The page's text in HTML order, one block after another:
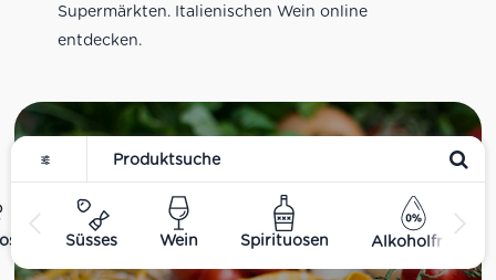
Süsses Wein Spirituosen Alkoholfrei
Supermärkten. Italienischen Wein online
entdecken.
Feinkost